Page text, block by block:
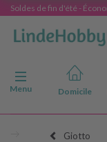
Soldes de fin d'été -
Basculer la navigation
Menu
Domicile
Giotto